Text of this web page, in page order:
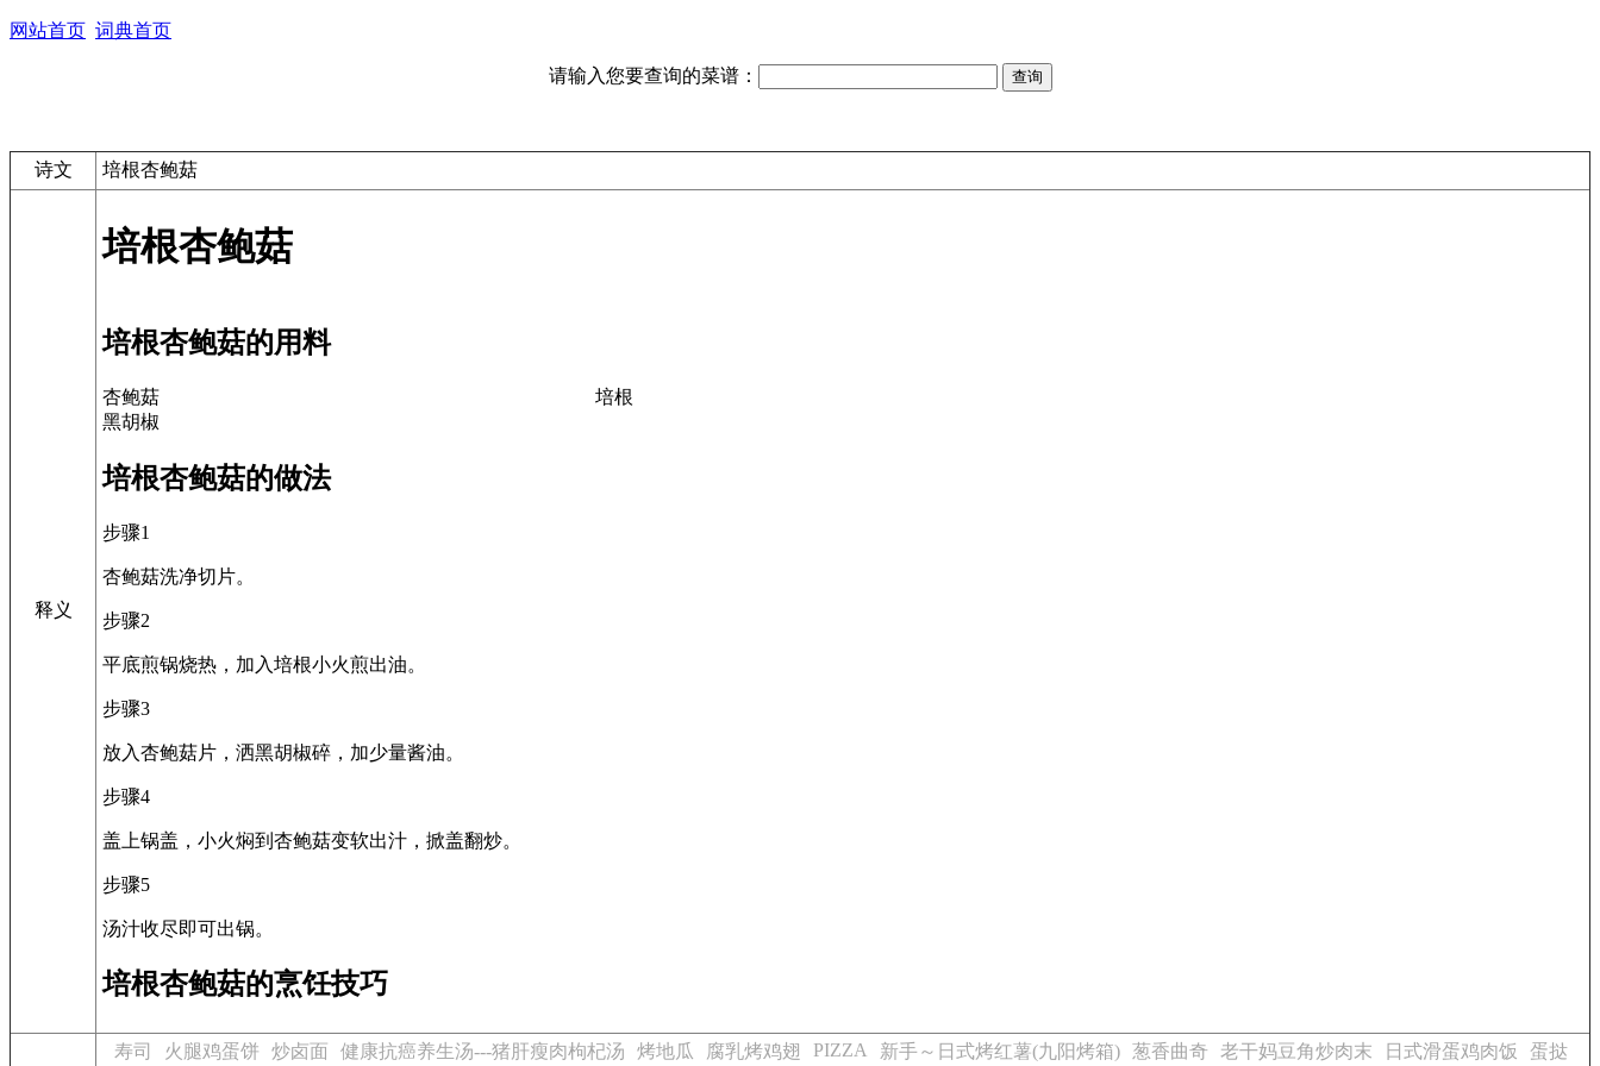
网站首页 词典首页
请输入您要查询的菜谱：
诗文 培根杏鲍菇
释义
培根杏鲍菇
培根杏鲍菇的用料
杏鲍菇
培根
黑胡椒
培根杏鲍菇的做法
步骤1
杏鲍菇洗净切片。
步骤2
平底煎锅烧热，加入培根小火煎出油。
步骤3
放入杏鲍菇片，洒黑胡椒碎，加少量酱油。
步骤4
盖上锅盖，小火焖到杏鲍菇变软出汁，掀盖翻炒。
步骤5
汤汁收尽即可出锅。
培根杏鲍菇的烹饪技巧
寿司 火腿鸡蛋饼 炒卤面 健康抗癌养生汤---猪肝瘦肉枸杞汤 烤地瓜 腐乳烤鸡翅 PIZZA 新手～日式烤红薯(九阳烤箱) 葱香曲奇 老干妈豆角炒肉末 日式滑蛋鸡肉饭 蛋挞